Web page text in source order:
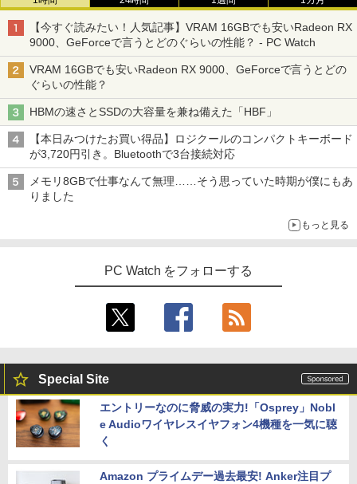
【今すぐ読みたい！人気記事】VRAM 16GBでも安いRadeon RX
9000、GeForceで言うとどのぐらいの性能？ - PC Watch
VRAM 16GBでも安いRadeon RX 9000、GeForceで言うとどの
ぐらいの性能？
HBMの速さとSSDの大容量を兼ね備えた「HBF」
【本日みつけたお買い得品】ロジクールのコンパクトキーボード
が3,720円引き。Bluetoothで3台接続対応
メモリ8GBで仕事なんて無理……そう思っていた時期が僕にもあ
りました
もっと見る
PC Watch をフォローする
Special Site
エントリーなのに脅威の実力!「Osprey」Nobl
e Audioワイヤレスイヤフォン4機種を一気に聴
く
Amazon プライムデー過去最安! Anker注目プ